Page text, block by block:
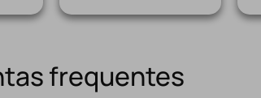
frequentes